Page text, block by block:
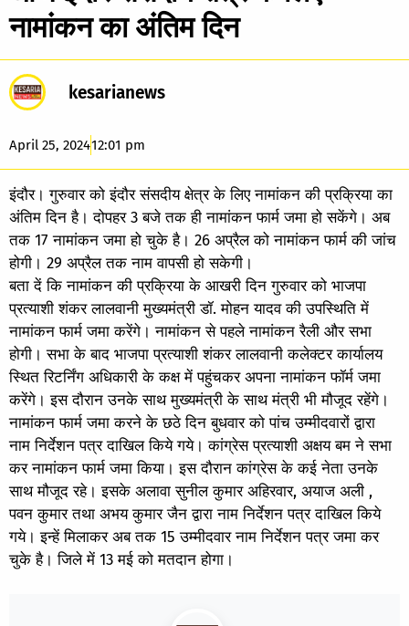
नामांकन का अंतिम दिन
kesarianews
April 25, 202412:01 pm
इंदौर। गुरुवार को इंदौर संसदीय क्षेत्र के लिए नामांकन की प्रक्रिया का
अंतिम दिन है। दोपहर 3 बजे तक ही नामांकन फार्म जमा हो सकेंगे। अब
तक 17 नामांकन जमा हो चुके है। 26 अप्रैल को नामांकन फार्म की जांच
होगी। 29 अप्रैल तक नाम वापसी हो सकेगी।
बता दें कि नामांकन की प्रक्रिया के आखरी दिन गुरुवार को भाजपा
प्रत्याशी शंकर लालवानी मुख्यमंत्री डॉ. मोहन यादव की उपस्थिति में
नामांकन फार्म जमा करेंगे। नामांकन से पहले नामांकन रैली और सभा
होगी। सभा के बाद भाजपा प्रत्याशी शंकर लालवानी कलेक्टर कार्यालय
स्थित रिटर्निंग अधिकारी के कक्ष में पहुंचकर अपना नामांकन फॉर्म जमा
करेंगे। इस दौरान उनके साथ मुख्यमंत्री के साथ मंत्री भी मौजूद रहेंगे।
नामांकन फार्म जमा करने के छठे दिन बुधवार को पांच उम्मीदवारों द्वारा
नाम निर्देशन पत्र दाखिल किये गये। कांग्रेस प्रत्याशी अक्षय बम ने सभा
कर नामांकन फार्म जमा किया। इस दौरान कांग्रेस के कई नेता उनके
साथ मौजूद रहे। इसके अलावा सुनील कुमार अहिरवार, अयाज अली ,
पवन कुमार तथा अभय कुमार जैन द्वारा नाम निर्देशन पत्र दाखिल किये
गये। इन्हें मिलाकर अब तक 15 उम्मीदवार नाम निर्देशन पत्र जमा कर
चुके है। जिले में 13 मई को मतदान होगा।